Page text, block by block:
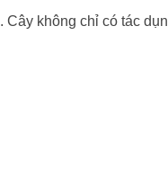
. Cây không chỉ có tác